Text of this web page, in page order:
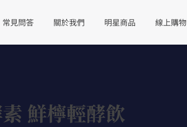
常見問答 關於我們 明星商品 線上購物
鮮檸輕酵飲